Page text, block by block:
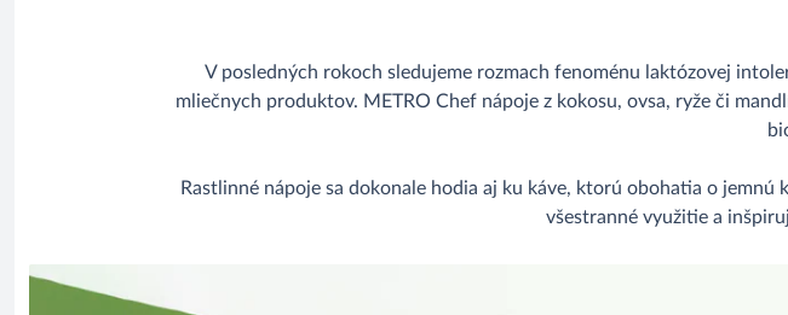
V posledných rokoch sledujeme rozmach fenoménu laktózovej
mliečnych produktov. METRO Chef nápoje z kokosu, ovsa, ryže či
Rastlinné nápoje sa dokonale hodia aj ku káve, ktorú obohatia o
všestranné využitie a